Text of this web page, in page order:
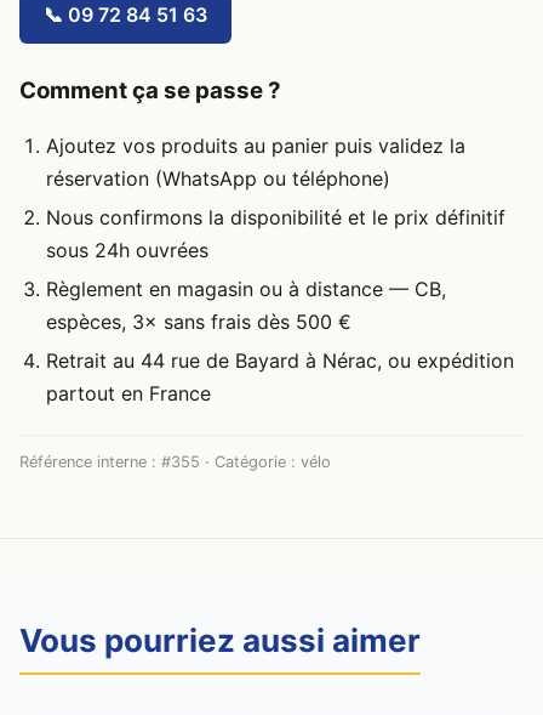
📞 09 72 84 51 63
Comment ça se passe ?
Ajoutez vos produits au panier puis validez la
réservation (WhatsApp ou téléphone)
Nous confirmons la disponibilité et le prix définitif
sous 24h ouvrées
Règlement en magasin ou à distance — CB,
espèces, 3× sans frais dès 500 €
Retrait au 44 rue de Bayard à Nérac, ou expédition
partout en France
Référence interne : #355 · Catégorie : vélo
Vous pourriez aussi aimer